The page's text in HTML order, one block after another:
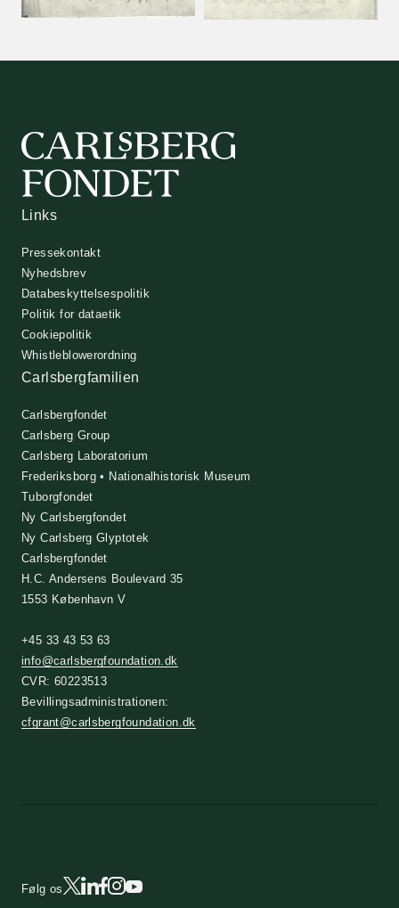
Links
Pressekontakt
Nyhedsbrev
Databeskyttelsespolitik
Politik for dataetik
Cookiepolitik
Whistleblowerordning
Carlsbergfamilien
Carlsbergfondet
Carlsberg Group
Carlsberg Laboratorium
Frederiksborg • Nationalhistorisk Museum
Tuborgfondet
Ny Carlsbergfondet
Ny Carlsberg Glyptotek
Carlsbergfondet
H.C. Andersens Boulevard 35
1553 København V
+45 33 43 53 63
info@carlsbergfoundation.dk
CVR: 60223513
Bevillingsadministrationen:
cfgrant@carlsbergfoundation.dk
Følg os